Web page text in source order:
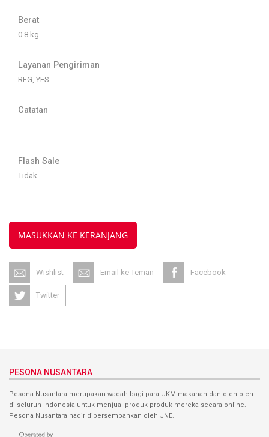
Berat
0.8 kg
Layanan Pengiriman
REG, YES
Catatan
-
Flash Sale
Tidak
MASUKKAN KE KERANJANG
Wishlist Email ke Teman Facebook
Twitter
PESONA NUSANTARA
Pesona Nusantara merupakan wadah bagi para UKM makanan dan oleh-oleh
di seluruh Indonesia untuk menjual produk-produk mereka secara online.
Pesona Nusantara hadir dipersembahkan oleh JNE.